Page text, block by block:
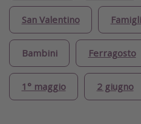
San Valentino
Bambini Ferragosto
1° maggio 2 giugno